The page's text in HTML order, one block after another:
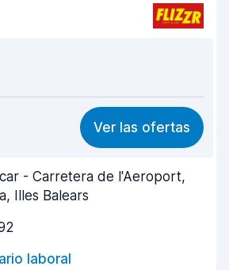
8,8
8,4
8,2
Ver las ofertas
- Carretera de l'Aeroport,
Illes Balears
laboral